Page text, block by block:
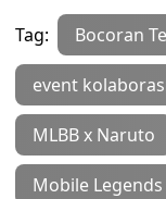
Tag: Bocoran
event
MLBB x Naruto
Mobile